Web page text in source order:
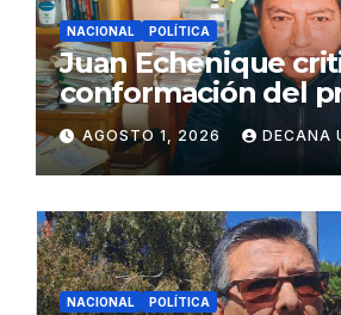
NACIONAL POLÍTICA
Juan Echenique
conformación del
gabinete
Fujimori
AGOSTO 1, 2026 DECANA
NACIONAL POLÍTICA